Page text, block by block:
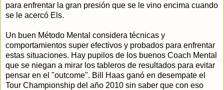
para enfrentar la gran presión que se le vino encima cuando
se le acercó Els.
Un buen Método Mental considera técnicas y
comportamientos super efectivos y probados para enfrentar
estas situaciones. Hay pupilos de los buenos Coach Mental
que se niegan a mirar los tableros de resultados para evitar
pensar en el "outcome". Bill Haas ganó en desempate el
Tour Championship del año 2010 sin saber que con eso